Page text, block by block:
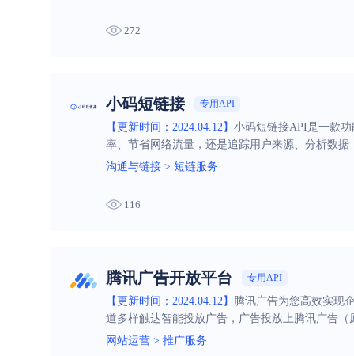
272
小码短链接 专用API
【更新时间：2024.04.12】 小码短链接API是一款
率、节省网络流量，还是追踪用户来源、分析数
沟通与链接 > 短链服务
116
腾讯广告开放平台 专用API
【更新时间：2024.04.12】 腾讯广告为您高效实现
道多样触达智能投放广告，广告投放上腾讯广告（
网站运营 > 推广服务